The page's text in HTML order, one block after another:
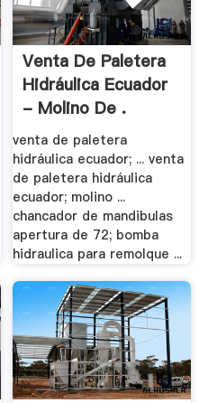
Venta De Paletera
Hidráulica Ecuador
- Molino De .
venta de paletera
hidráulica ecuador; ... venta
de paletera hidráulica
ecuador; molino ...
chancador de mandibulas
apertura de 72; bomba
hidraulica para remolque ...